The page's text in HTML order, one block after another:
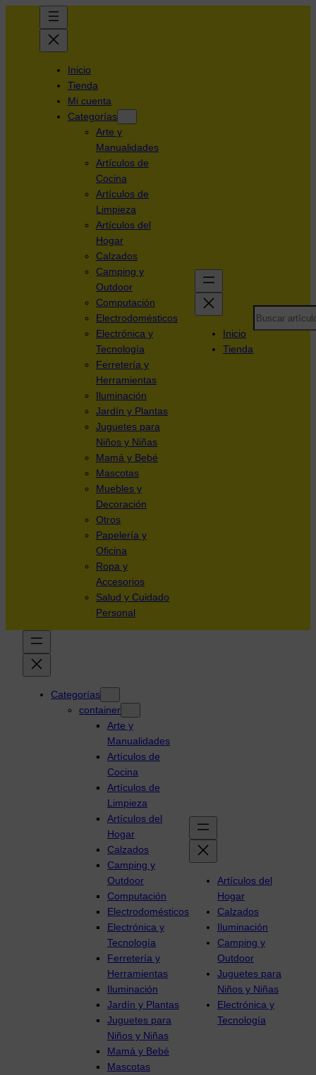
Inicio
Tienda
Mi cuenta
Categorías
Arte y
Manualidades
Artículos de
Cocina
Artículos de
Limpieza
Artículos del
Hogar
Calzados
Camping y
Outdoor
Computación
Electrodomésticos
Electrónica y
Tecnología
Ferretería y
Herramientas
Iluminación
Jardín y Plantas
Juguetes para
Niños y Niñas
Mamá y Bebé
Mascotas
Muebles y
Decoración
Otros
Papelería y
Oficina
Ropa y
Accesorios
Salud y Cuidado
Personal
Inicio
Tienda
Search
Categorías
container
Arte y
Manualidades
Artículos de
Cocina
Artículos de
Limpieza
Artículos del
Hogar
Calzados
Camping y
Outdoor
Computación
Electrodomésticos
Electrónica y
Tecnología
Ferretería y
Herramientas
Iluminación
Jardín y Plantas
Juguetes para
Niños y Niñas
Mamá y Bebé
Mascotas
Artículos del
Hogar
Calzados
Iluminación
Camping y
Outdoor
Juguetes para
Niños y Niñas
Electrónica y
Tecnología